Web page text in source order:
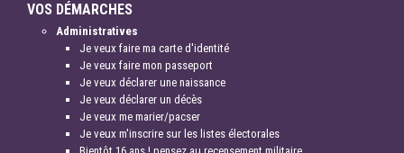
VOS DÉMARCHES
Administratives
Je veux faire ma carte d'identité
Je veux faire mon passeport
Je veux déclarer une naissance
Je veux déclarer un décès
Je veux me marier/pacser
Je veux m'inscrire sur les listes électorales